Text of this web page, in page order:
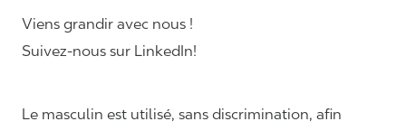
Viens grandir avec nous !
Suivez-nous sur LinkedIn!
Le masculin est utilisé, sans discrimination, afin